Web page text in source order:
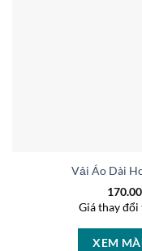
Vải Áo Dài
Giá thay
XEM